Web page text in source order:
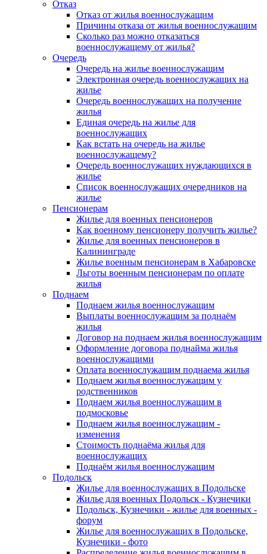
Отказ
Отказ от жилья военнослужащим
Причины отказа от жилья военнослужащим
Сколько раз можно отказаться
военнослужащему от жилья?
Очередь
Очередь на жилье военнослужащим
Электронная очередь военнослужащих на
жилье
Очередь военнослужащих на получение
жилья
Единая очередь на жилье для
военнослужащих
Как встать на очередь на жилье
военнослужащему?
Очередь военнослужащих нуждающихся в
жилье
Список военнослужащих очередников на
жилье
Пенсионерам
Жилье для военных пенсионеров
Как военному пенсионеру получить жилье?
Жилье для военных пенсионеров в
Калининграде
Жилье военным пенсионерам в Хабаровске
Льготы военным пенсионерам по оплате
жилья
Поднаем
Поднаем жилья военнослужащим
Выплаты военнослужащим за поднаём
жилья
Договор на поднаем жилья военнослужащим
Оформление договора поднайма жилья
военнослужащими
Оплата военнослужащим поднаема жилья
Поднаем жилья военнослужащим у
родственников
Поднаем жилья военнослужащим в
подмосковье
Поднаем жилья военнослужащим -
изменения
Стоимость поднаёма жилья для
военнослужащих
Поднаём жилья военнослужащим
Подольск
Жилье для военнослужащих в Подольске
Жилье для военных Подольск - Кузнечики
Подольск, Кузнечики - жилье для военных -
форум
Жилье для военнослужащих в Подольске,
Кузнечики - фото